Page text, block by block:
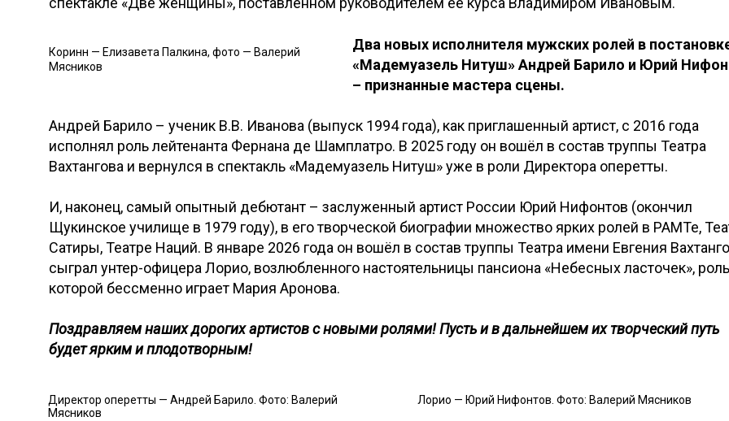
Коринн — Елизавета Палкина, фото — Валерий
Мясников
Два новых исполнителя мужских ролей в
«Мадемуазель Нитуш» Андрей Барило и Юрий
– признанные мастера сцены.
Андрей Барило – ученик В.В. Иванова (выпуск 1994 года), как приглашенный артист, с 2016 года
исполнял роль лейтенанта Фернана де Шамплатро. В 2025 году он вошёл в состав труппы Театра
Вахтангова и вернулся в спектакль «Мадемуазель Нитуш» уже в роли Директора оперетты.
И, наконец, самый опытный дебютант – заслуженный артист России Юрий Нифонтов (окончил
Щукинское училище в 1979 году), в его творческой биографии множество ярких ролей в РАМТе,
Сатиры, Театре Наций. В январе 2026 года он вошёл в состав труппы Театра имени Евгения
сыграл унтер-офицера Лорио, возлюбленного настоятельницы пансиона «Небесных ласточек», роль
которой бессменно играет Мария Аронова.
Поздравляем наших дорогих артистов с новыми ролями! Пусть и в дальнейшем их творческий путь
будет ярким и плодотворным!
Директор оперетты — Андрей Барило. Фото: Валерий
Мясников
Лорио — Юрий Нифонтов. Фото: Валерий Мясников